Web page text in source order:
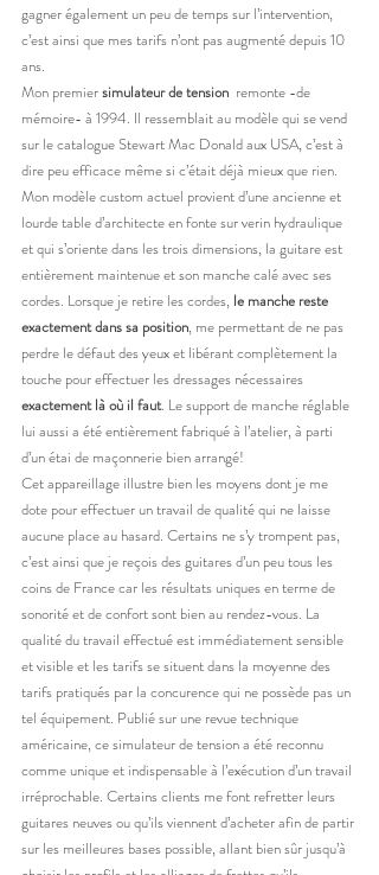
gagner également un peu de temps sur l’intervention,
c’est ainsi que mes tarifs n’ont pas augmenté depuis 10
ans.
Mon premier simulateur de tension remonte -de
mémoire- à 1994. Il ressemblait au modèle qui se vend
sur le catalogue Stewart Mac Donald aux USA, c’est à
dire peu efficace même si c’était déjà mieux que rien.
Mon modèle custom actuel provient d’une ancienne et
lourde table d’architecte en fonte sur verin hydraulique
et qui s’oriente dans les trois dimensions, la guitare est
entièrement maintenue et son manche calé avec ses
cordes. Lorsque je retire les cordes, le manche reste
exactement dans sa position, me permettant de ne pas
perdre le défaut des yeux et libérant complètement la
touche pour effectuer les dressages nécessaires
exactement là où il faut. Le support de manche réglable
lui aussi a été entièrement fabriqué à l’atelier, à parti
d’un étai de maçonnerie bien arrangé!
Cet appareillage illustre bien les moyens dont je me
dote pour effectuer un travail de qualité qui ne laisse
aucune place au hasard. Certains ne s’y trompent pas,
c’est ainsi que je reçois des guitares d’un peu tous les
coins de France car les résultats uniques en terme de
sonorité et de confort sont bien au rendez-vous. La
qualité du travail effectué est immédiatement sensible
et visible et les tarifs se situent dans la moyenne des
tarifs pratiqués par la concurence qui ne possède pas un
tel équipement. Publié sur une revue technique
américaine, ce simulateur de tension a été reconnu
comme unique et indispensable à l’exécution d’un travail
irréprochable. Certains clients me font refretter leurs
guitares neuves ou qu’ils viennent d’acheter afin de partir
sur les meilleures bases possible, allant bien sûr jusqu’à